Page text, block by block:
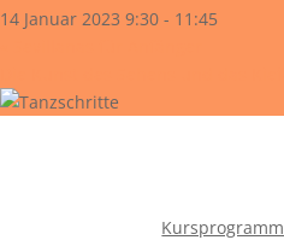
14 Januar 2023 9:30 - 11:45
Kursprogramm